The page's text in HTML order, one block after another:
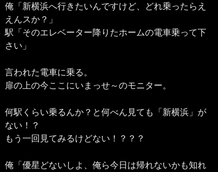
俺「新横浜へ行きたいんですけど、どれ乗ったらえ
えんスか？」
駅「そのエレベーター降りたホームの電車乗って下
さい」
言われた電車に乗る。
扉の上の今ここにいまっせ～のモニター。
何駅くらい乗るんか？と何べん見ても「新横浜」が
ない！？
もう一回見てみるけどない！？？？
俺「優星どないしよ、俺ら今日は帰れないかも知れ